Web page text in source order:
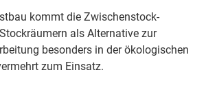
kommt die Zwischenstock-
als Alternative zur
besonders in der ökologischen
zum Einsatz.